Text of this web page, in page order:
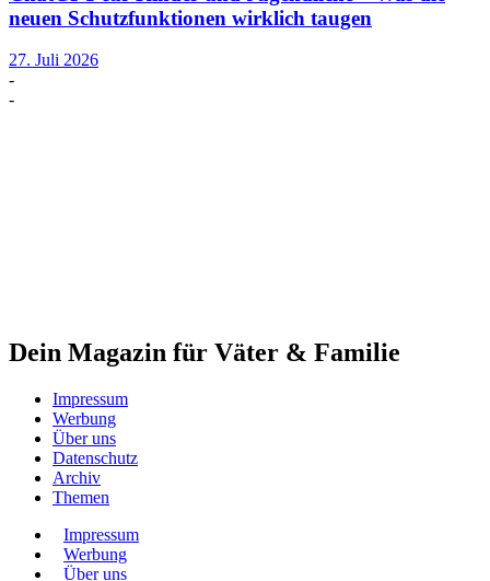
neuen Schutzfunktionen wirklich taugen
27. Juli 2026
-
-
Dein Magazin für Väter & Familie
Impressum
Werbung
Über uns
Datenschutz
Archiv
Themen
Impressum
Werbung
Über uns